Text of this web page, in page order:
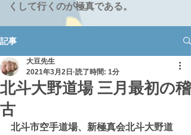
くして行くのが極真である。
記事
北斗大野道場 三月最初の稽
古
大豆先生
2021年3月2日 読了時間: 1分
北斗市空手道場、新極真会北斗大野道